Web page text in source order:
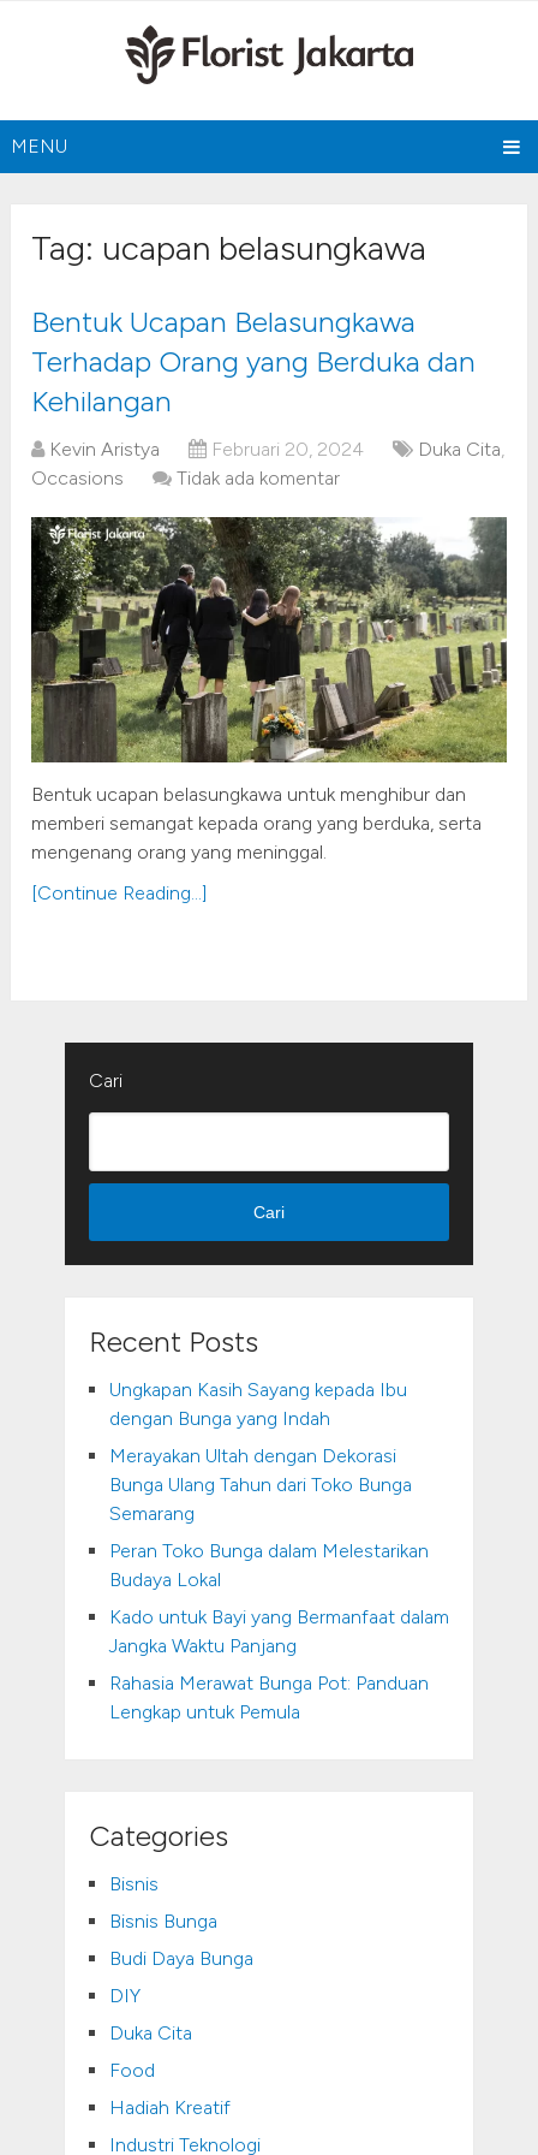
MENU
Tag: ucapan belasungkawa
Bentuk Ucapan Belasungkawa
Terhadap Orang yang Berduka dan
Kehilangan
Kevin Aristya Februari 20, 2024 Duka Cita,
Occasions
Tidak ada komentar
Bentuk ucapan belasungkawa untuk menghibur dan
memberi semangat kepada orang yang berduka, serta
mengenang orang yang meninggal.
[Continue Reading...]
Cari
Cari
Recent Posts
Ungkapan Kasih Sayang kepada Ibu
dengan Bunga yang Indah
Merayakan Ultah dengan Dekorasi
Bunga Ulang Tahun dari Toko Bunga
Semarang
Peran Toko Bunga dalam Melestarikan
Budaya Lokal
Kado untuk Bayi yang Bermanfaat dalam
Jangka Waktu Panjang
Rahasia Merawat Bunga Pot: Panduan
Lengkap untuk Pemula
Categories
Bisnis
Bisnis Bunga
Budi Daya Bunga
DIY
Duka Cita
Food
Hadiah Kreatif
Industri Teknologi